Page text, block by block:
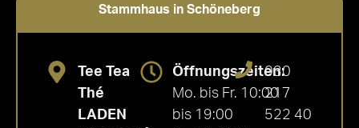
Stammhaus in Schöneberg
Tee Tea
Thé
LADEN
Öffnungszeiten:
Mo. bis Fr. 10:00
bis 19:00
030
217
522 40